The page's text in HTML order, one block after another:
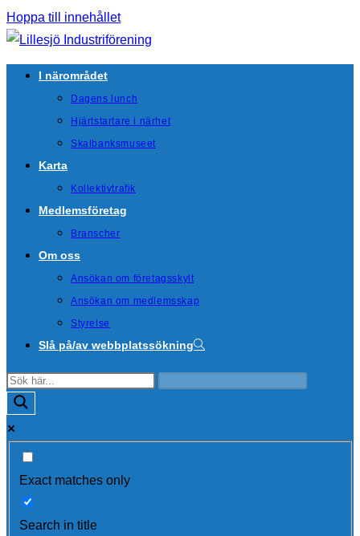
Hoppa till innehållet
I närområdet
Dagens lunch
Hjärtstartare i närhet
Skalbanksmuseet
Karta
Kollektivtrafik
Medlemsföretag
Branscher
Om oss
Ansökan om företagsskylt
Ansökan om medlemsskap
Styrelse
Slå på/av webbplatssökning
Exact matches only
Search in title